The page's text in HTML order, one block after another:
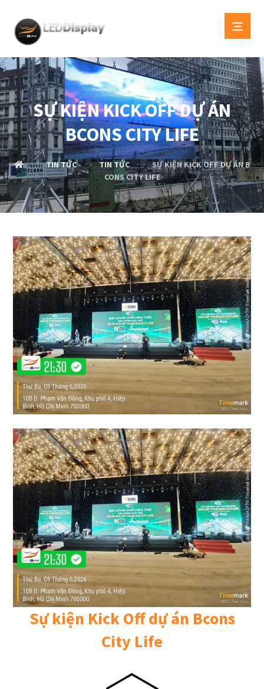
SỰ KIỆN KICK OFF DỰ ÁN
BCONS CITY LIFE
TIN TỨC TIN TỨC
SỰ KIỆN KICK OFF DỰ ÁN B
CONS CITY LIFE
Sự kiện Kick Off dự án Bcons
City Life